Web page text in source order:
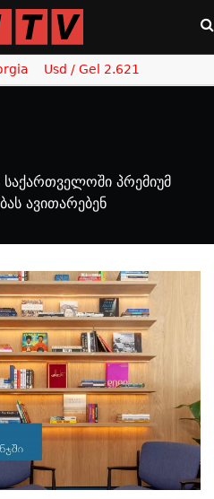
Usd / Gel 2.621
საქართველოში პრემიუმ
ავითარებენ